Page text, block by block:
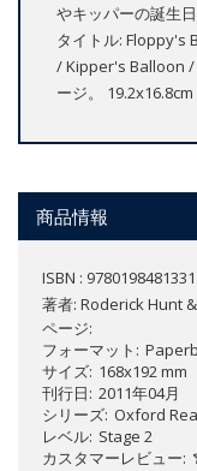
やキッパーの誕生
タイトル: Floppy's
/ Kipper's Balloon
ージ。 19.2x16.8cm
商品情報
ISBN : 9780198481331
著者: Roderick Hunt
ページ
フォーマット
サイズ 168x192 mm
刊行日 2011年04月
シリーズ Oxford
レベル Stage 2
カスタマーレビュー